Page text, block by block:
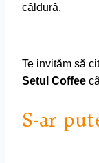
căldură.
Te invităm să
Setul Coffee
S-ar